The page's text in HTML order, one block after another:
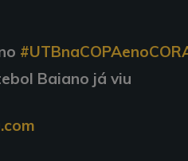
Baiano já viu